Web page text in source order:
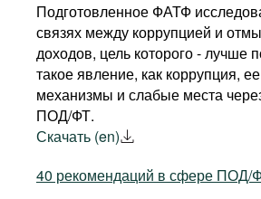
Подготовленное ФАТФ
связях между коррупцией и
доходов, цель которого - лучше
такое явление, как коррупция, ее
механизмы и слабые места
ПОД/ФТ.
Скачать (en)
40 рекомендаций в сфере ПОД/